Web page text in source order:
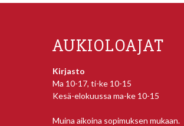
AUKIOLOAJAT
Kirjasto
Ma 10-17, ti-ke 10-15
Kesä-elokuussa ma-ke 10-15
Muina aikoina sopimuksen mukaan.